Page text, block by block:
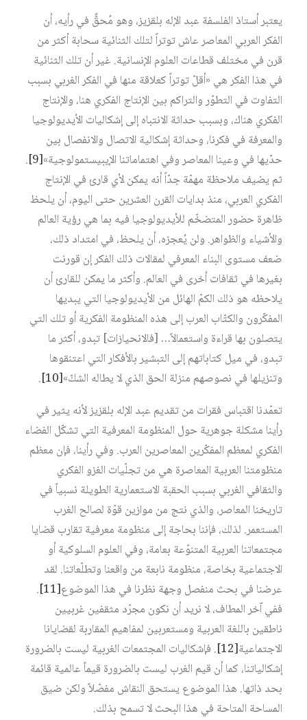
يعتبر أستاذ الفلسفة عبد الإله بلقزيز، وهو مُحقٌّ في رأيه، أن
الفكر العربي المعاصر عاش توتراً لتلك الثنائية سحابة أكثر من
قرن في مختلف قطاعات العلوم الإنسانية. غير أن تلك الثنائية
في هذا الفكر هي «أقلّ توتراً كعلاقة منها في الفكر الغربي بسبب
التفاوت في التطوّر والتراكم بين الإنتاج الفكري هنا، والإنتاج
الفكري هناك، وبسبب حداثة الانتباه إلى إشكاليات الأيديولوجيا
والمعرفة في فكرنا، وحداثة إشكالية الاتصال والانفصال بين
حدّيها في وعينا المعاصر وفي اهتماماتنا الإيبيستمولوجية»‏[9]
.
ثم يضيف ملاحظة مهمّة جدّاً أنه يمكن لأي قارئ في الإنتاج
الفكري العربي، منذ بدايات القرن العشرين حتى اليوم، أن يلحظ
ظاهرة حضور المتضخّم للأيديولوجيا فيه بما هي رؤية العالم
والأشياء والظواهر. ولن يُعجزه، أن يلحظ، في امتداد ذلك،
ضعف مستوى البناء المعرفي لمقالات ذلك الفكر إن قورنت
بغيرها في ثقافات أخرى في العالم. وأكثر ما يمكن للقارئ أن
يلاحظه هو ذلك الكمّ الهائل من الأيديولوجيا التي يبديها
المفكّرون والكتّاب العرب إلى هذه المنظومة الفكرية أو تلك التي
يتصلون بها قراءة واستعمالاً… [فالانحيازات] تبدو، أكثر ما
تبدو، في ميل كتاباتهم إلى التبشير بالأفكار التي اعتنقوها
وتنزيلها في نصوصهم منزلة الحق الذي لا يطاله الشكّ»‏[10]
.
تعمّدنا اقتباس فقرات من تقديم عبد الإله بلقزيز لأنه يثير في
رأينا مشكلة جوهرية حول المنظومة المعرفية التي تشكّل الفضاء
الفكري لمعظم المفكّرين المعاصرين العرب. وفي رأينا، فإن معظم
منظومتنا العربية المعاصرة هي من تجلّيات الغزو الفكري
والثقافي الغربي بسبب الحقبة الاستعمارية الطويلة نسبياً في
تاريخنا المعاصر، والذي نتج من موازين قوّة لصالح الغرب
المستعمر. لذلك، فإننا بحاجة إلى منظومة معرفية تقارب قضايا
مجتمعاتنا العربية المتنوّعة بعامة، وفي العلوم السلوكية أو
الاجتماعية بخاصة، منظومة نابعة من واقعنا وتطلّعاتنا. لقد
عرضنا في بحث منفصل وجهة نظرنا في هذا الموضوع‏[11]
.
ففي آخر المطاف، لا نريد أن نكون مجرّد مثقفين غربيين
ناطقين باللغة العربية ومستعربين لمفاهيم المقاربة لقضايانا
الاجتماعية‏[12]
. فإشكاليات المجتمعات الغربية ليست بالضرورة
إشكالياتنا، كما أن قيم الغرب ليست بالضرورة قيماً عالمية قائمة
بحد ذاتها. هذا الموضوع يستحق النقاش مفصّلاً ولكن ضيق
المساحة المتاحة في هذا البحث لا تسمح بذلك.